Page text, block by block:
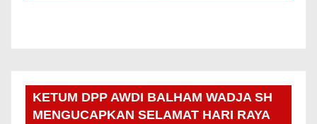
KETUM DPP AWDI BALHAM WADJA SH
MENGUCAPKAN SELAMAT HARI RAYA